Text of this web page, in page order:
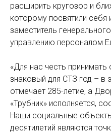
расширить кругозор и
которому посвятили себя
заместитель
управлению персоналом
«Для нас честь
знаковый для СТЗ год – в
отмечает 285-летие, а
«Трубник» исполняется,
Наши социальные
десятилетий являются